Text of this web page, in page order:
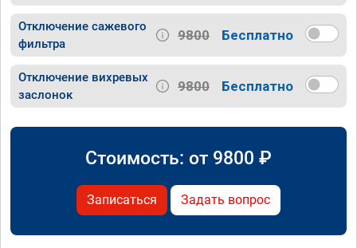
Отключение сажевого
фильтра
9800 Бесплатно
Отключение вихревых
заслонок
9800 Бесплатно
Стоимость: от 9800 ₽
Записаться Задать вопрос